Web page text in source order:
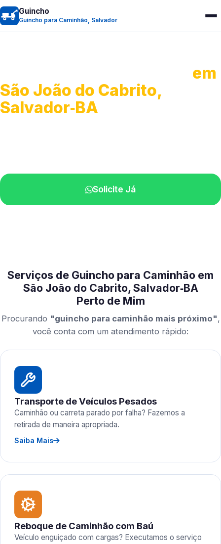
Guincho
Guincho para Caminhão, Salvador
em
São João do Cabrito,
Salvador‑BA
Solicite Já
Serviços de Guincho para Caminhão em
São João do Cabrito, Salvador‑BA
Perto de Mim
Procurando "guincho para caminhão mais próximo",
você conta com um atendimento rápido:
Transporte de Veículos Pesados
Caminhão ou carreta parado por falha? Fazemos a
retirada de maneira apropriada.
Saiba Mais
Reboque de Caminhão com Baú
Veículo enguiçado com cargas? Executamos o serviço